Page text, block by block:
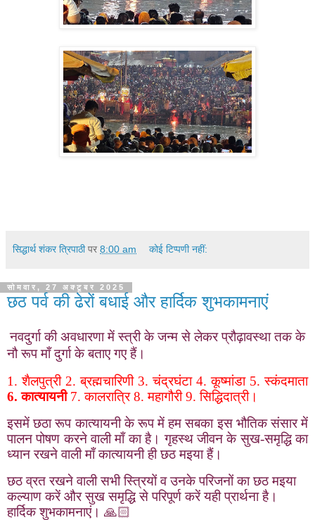
सिद्धार्थ शंकर त्रिपाठी पर 8:00 am कोई टिप्पणी नहीं:
सोमवार, 27 अक्टूबर 2025
छठ पर्व की ढेरों बधाई और हार्दिक शुभकामनाएं
नवदुर्गा की अवधारणा में स्त्री के जन्म से लेकर प्रौढ़ावस्था तक के
नौ रूप माँ दुर्गा के बताए गए हैं।
1. शैलपुत्री 2. ब्रह्मचारिणी 3. चंद्रघंटा 4. कूष्मांडा 5. स्कंदमाता
6. कात्यायनी7. कालरात्रि 8. महागौरी 9. सिद्धिदात्री।
इसमें छठा रूप कात्यायनी के रूप में हम सबका इस भौतिक संसार में
पालन पोषण करने वाली माँ का है। गृहस्थ जीवन के सुख-समृद्धि का
ध्यान रखने वाली माँ कात्यायनी ही छठ मइया हैं।
छठ व्रत रखने वाली सभी स्त्रियों व उनके परिजनों का छठ मइया
कल्याण करें और सुख समृद्धि से परिपूर्ण करें यही प्रार्थना है।
हार्दिक शुभकामनाएं। 🙏🏻